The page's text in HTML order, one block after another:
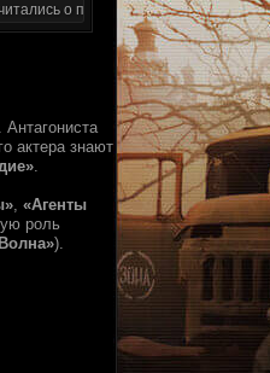
о проделанной работе
. Антагониста
актера знают
.
, «Агенты
роль
).